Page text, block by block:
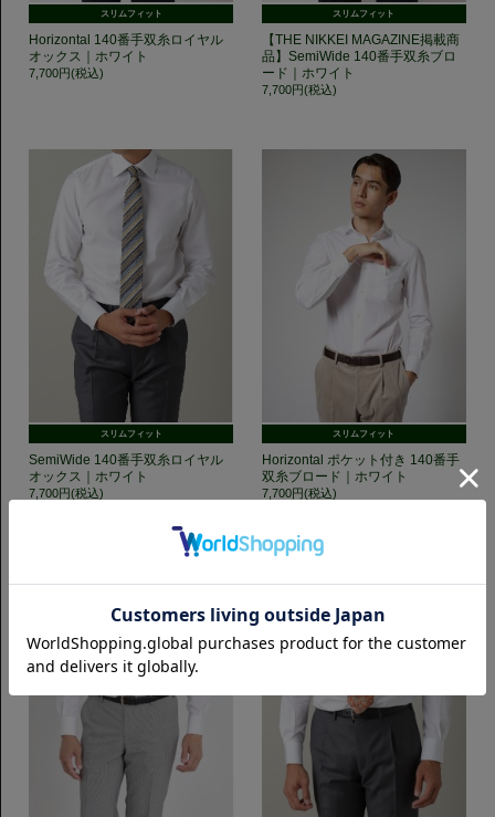
スリムフィット
Horizontal 140番手双糸ロイヤル
オックス｜ホワイト
7,700円(税込)
スリムフィット
【THE NIKKEI MAGAZINE掲載商
品】SemiWide 140番手双糸ブロ
ード｜ホワイト
7,700円(税込)
スリムフィット
SemiWide 140番手双糸ロイヤル
オックス｜ホワイト
7,700円(税込)
スリムフィット
Horizontal ポケット付き 140番手
双糸ブロード｜ホワイト
7,700円(税込)